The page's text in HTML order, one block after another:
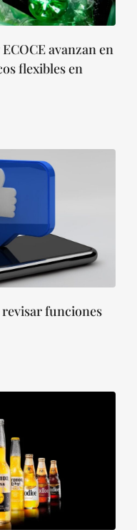
avanzan en
flexibles en
funciones